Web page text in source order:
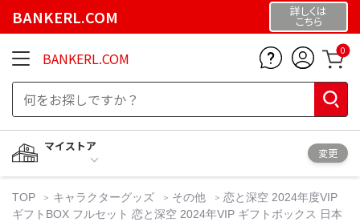
BANKERL.COM 詳しくは
こちら
BANKERL.COM 0
マイストア
変更
TOP キャラクターグッズ その他
恋と深空 2024年度VIP
ギフトBOX フルセット 恋と深空 2024年VIP ギフトボックス 日本